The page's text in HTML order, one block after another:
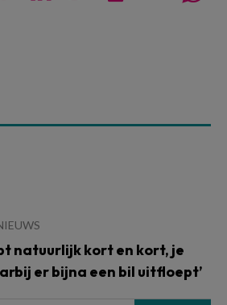
natuurlijk kort en kort, je
er bijna een bil uitfloept’